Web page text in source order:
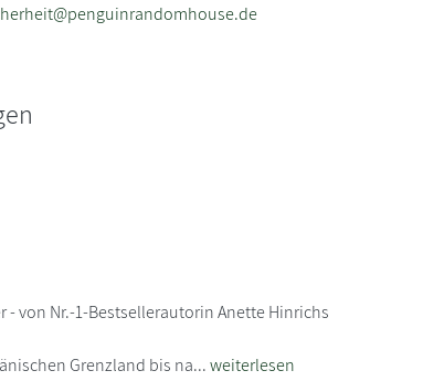
von Nr.-1-Bestsellerautorin Anette Hinrichs
Grenzland bis na...weiterlesen